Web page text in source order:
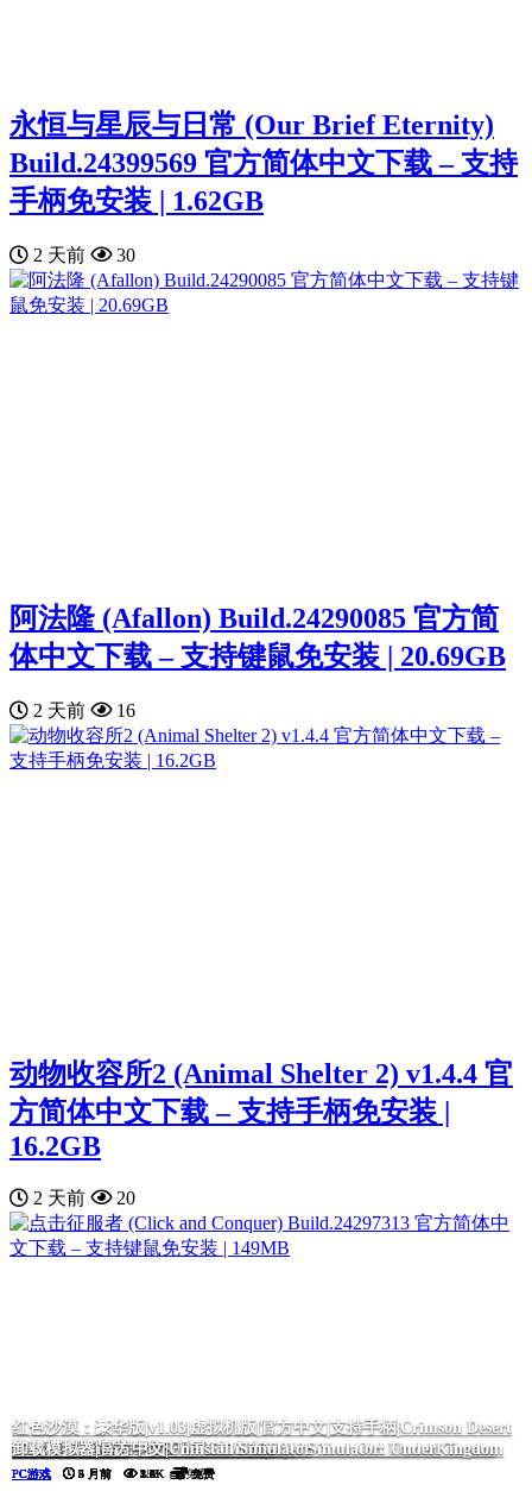
我的26岁女房客：在云端|官方中文|My 26-Year-Old Female Tenant
PC游戏 5 月前 5.5K 免费
黑色灵魂2|官方中文|BLACK SOULS II
PC游戏 5 月前 5.5K 免费
毒织千奈美|官方中文|Chinami Holic
PC游戏 5 月前 2.4K 免费
诈骗园区模拟器: 地下王国/Scam Center Simulator: UnderKingdom
PC游戏 2 月前 2.0K 免费
挂机西游模拟器
PC游戏 5 月前 1.6K 免费
红色沙漠：豪华版|v1.03|虚拟机版|官方中文|支持手柄|Crimson Desert
Deluxe Edition
PC游戏 4 月前 1.1K 免费
卸载模拟器|官方中文|Uninstall Simulator
PC游戏 5 月前 882 免费
永恒与星辰与日常 (Our Brief Eternity)
Build.24399569 官方简体中文下载 – 支持
手柄免安装 | 1.62GB
2 天前 30
阿法隆 (Afallon) Build.24290085 官方简
体中文下载 – 支持键鼠免安装 | 20.69GB
2 天前 16
动物收容所2 (Animal Shelter 2) v1.4.4 官
方简体中文下载 – 支持手柄免安装 |
16.2GB
2 天前 20